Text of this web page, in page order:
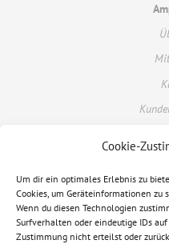
Cookie-
Um dir ein optimales Erlebnis zu
Cookies, um Geräteinformationen zu
Wenn du diesen Technologien
Surfverhalten oder eindeutige IDs
Zustimmung nicht erteilst oder